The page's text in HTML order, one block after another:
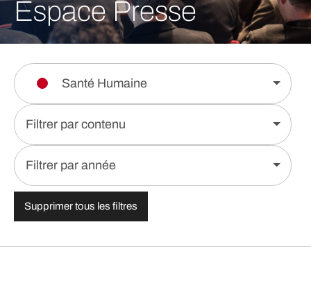
Espace Presse
Santé Humaine
Filtrer par contenu
Filtrer par année
Supprimer tous les filtres